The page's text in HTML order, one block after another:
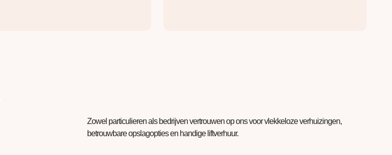
Zowel particulieren als bedrijven vertrouwen op ons voor vlekkeloze verhuizingen,
betrouwbare opslagopties en handige liftverhuur.